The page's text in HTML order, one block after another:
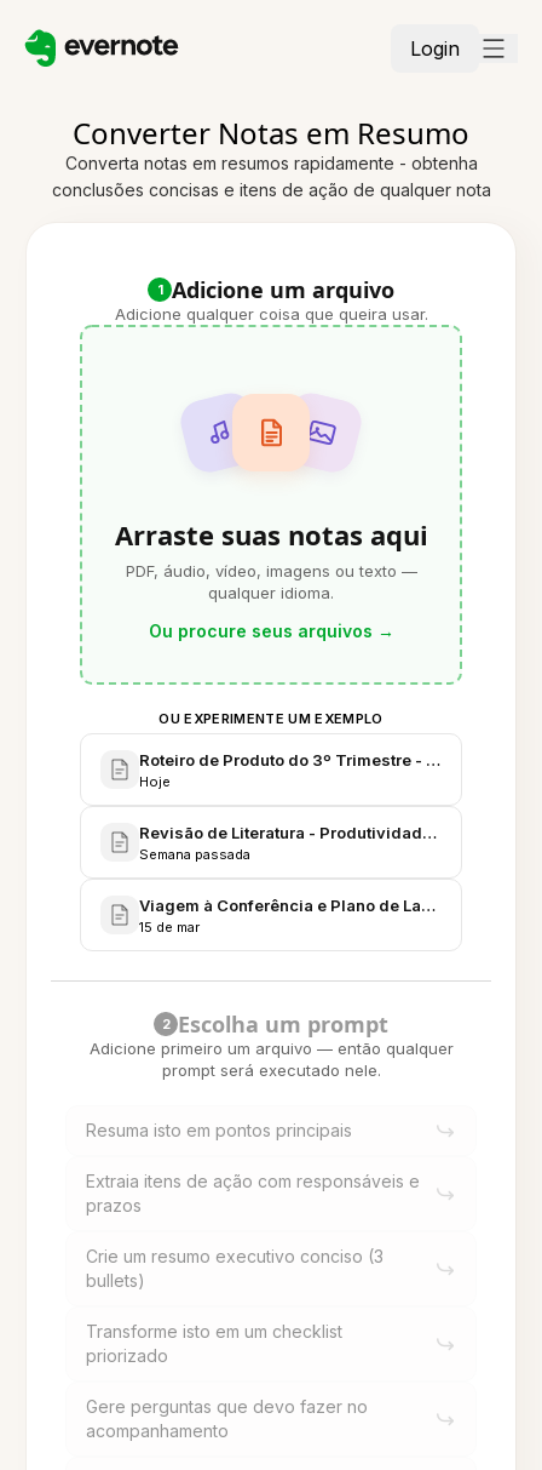
Login
Converter Notas em Resumo
Converta notas em resumos rapidamente - obtenha
conclusões concisas e itens de ação de qualquer nota
1 Adicione um arquivo
Adicione qualquer coisa que queira usar.
Arraste suas notas aqui
PDF, áudio, vídeo, imagens ou texto —
qualquer idioma.
Ou procure seus arquivos →
OU EXPERIMENTE UM EXEMPLO
Roteiro de Produto do 3º Trimestre - Notas da
Hoje
Revisão de Literatura - Produtividade, Atenção e
Semana passada
Viagem à Conferência e Plano de Lançamento -
15 de mar
2 Escolha um prompt
Adicione primeiro um arquivo — então qualquer
prompt será executado nele.
Resuma isto em pontos principais
Extraia itens de ação com responsáveis e
prazos
Crie um resumo executivo conciso (3
bullets)
Transforme isto em um checklist
priorizado
Gere perguntas que devo fazer no
acompanhamento